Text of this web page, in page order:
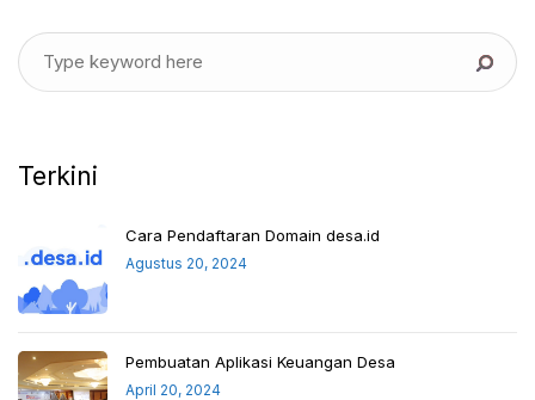
Terkini
Cara Pendaftaran Domain desa.id
Agustus 20, 2024
Pembuatan Aplikasi Keuangan Desa
April 20, 2024